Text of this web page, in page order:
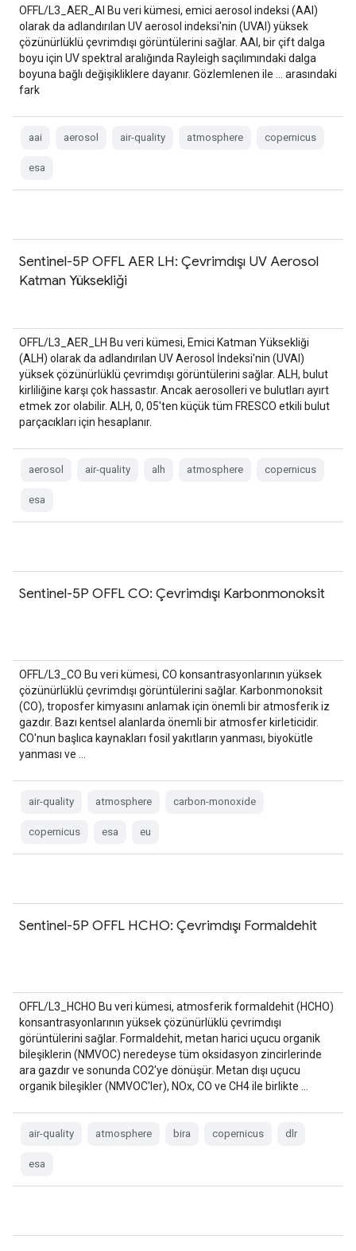
OFFL/L3_AER_AI Bu veri kümesi, emici aerosol indeksi (AAI)
olarak da adlandırılan UV aerosol indeksi'nin (UVAI) yüksek
çözünürlüklü çevrimdışı görüntülerini sağlar. AAI, bir çift dalga
boyu için UV spektral aralığında Rayleigh saçılımındaki dalga
boyuna bağlı değişikliklere dayanır. Gözlemlenen ile … arasındaki
fark
aai aerosol air-quality atmosphere copernicus
esa
Sentinel-5P OFFL AER LH: Çevrimdışı UV Aerosol
Katman Yüksekliği
OFFL/L3_AER_LH Bu veri kümesi, Emici Katman Yüksekliği
(ALH) olarak da adlandırılan UV Aerosol İndeksi'nin (UVAI)
yüksek çözünürlüklü çevrimdışı görüntülerini sağlar. ALH, bulut
kirliliğine karşı çok hassastır. Ancak aerosolleri ve bulutları ayırt
etmek zor olabilir. ALH, 0, 05'ten küçük tüm FRESCO etkili bulut
parçacıkları için hesaplanır.
aerosol air-quality alh atmosphere copernicus
esa
Sentinel-5P OFFL CO: Çevrimdışı Karbonmonoksit
OFFL/L3_CO Bu veri kümesi, CO konsantrasyonlarının yüksek
çözünürlüklü çevrimdışı görüntülerini sağlar. Karbonmonoksit
(CO), troposfer kimyasını anlamak için önemli bir atmosferik iz
gazdır. Bazı kentsel alanlarda önemli bir atmosfer kirleticidir.
CO'nun başlıca kaynakları fosil yakıtların yanması, biyokütle
yanması ve …
air-quality atmosphere carbon-monoxide
copernicus esa eu
Sentinel-5P OFFL HCHO: Çevrimdışı Formaldehit
OFFL/L3_HCHO Bu veri kümesi, atmosferik formaldehit (HCHO)
konsantrasyonlarının yüksek çözünürlüklü çevrimdışı
görüntülerini sağlar. Formaldehit, metan harici uçucu organik
bileşiklerin (NMVOC) neredeyse tüm oksidasyon zincirlerinde
ara gazdır ve sonunda CO2'ye dönüşür. Metan dışı uçucu
organik bileşikler (NMVOC'ler), NOx, CO ve CH4 ile birlikte …
air-quality atmosphere bira copernicus dlr
esa